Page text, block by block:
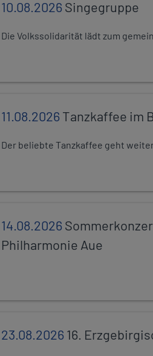
10.08.2026Singegruppe
Die Volkssolidarität lädt zum
11.08.2026Tanzkaffee im
Der beliebte Tanzkaffee geht
14.08.2026
Philharmonie Aue
23.08.202616.